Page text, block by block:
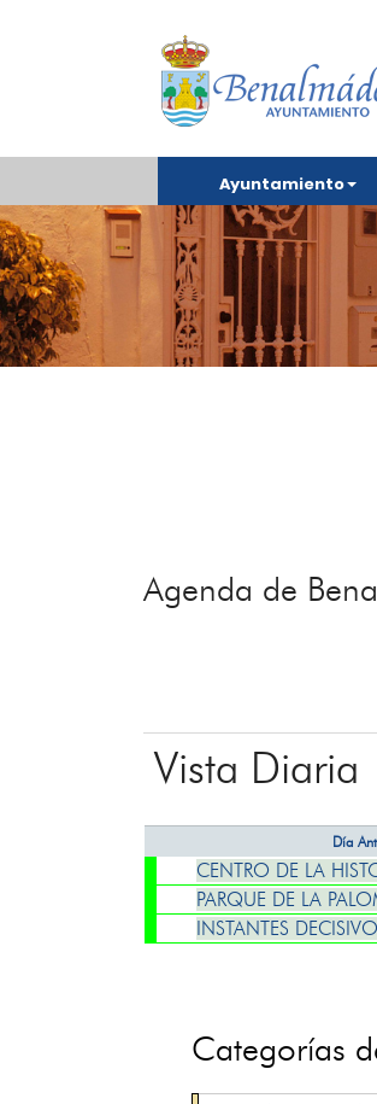
Ayuntamiento
Agenda de
Vista Diaria
Día
CENTRO DE LA
PARQUE DE LA
INSTANTES
Categorías